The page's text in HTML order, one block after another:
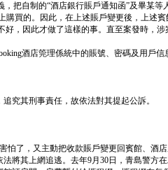
把自制的“酒店銀行賬戶通知函”及畢某
買的。因此，在上述賬戶變更後，上述
，因此才做了這樣的事。直至案發時，
酒店筦理係統中的賬號、密碼及用戶
究其刑事責任，故依法對其提起公訴。
了，又主動把收款賬戶變更回賓館、酒店
其上網追逃。去年9月30日，青島警方